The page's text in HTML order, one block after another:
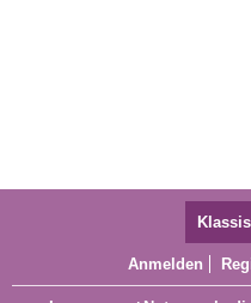
Anmelden